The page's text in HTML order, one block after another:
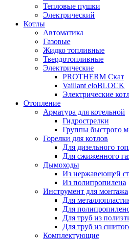
Тепловые пушки
Электрический
Котлы
Автоматика
Газовые
Жидко топливные
Твердотопливные
Электрические
PROTHERM Скат
Vaillant eloBLOCK
Электрические
Отопление
Арматура для котельной
Гидрострелки
Группы быстрого
Горелки для котлов
Для дизельного
Для сжиженного
Дымоходы
Из нержавеющей
Из полипропилена
Инструмент для монтажа
Для
Для
Для труб из
Для труб из
Комплектующие